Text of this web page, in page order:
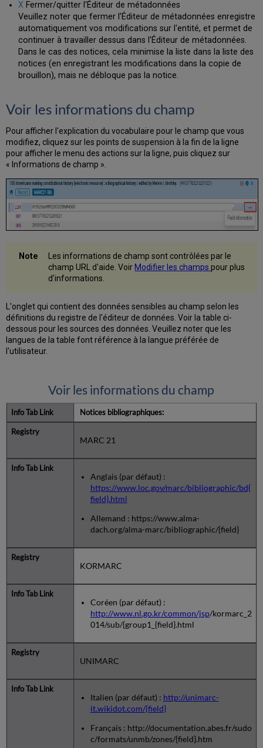
XFermer/quitter l'Éditeur de métadonnées
Veuillez noter que fermer l'Éditeur de métadonnées enregistre
automatiquement vos modifications sur l'entité, et permet de
continuer à travailler dessus dans l'Éditeur de métadonnées.
Dans le cas des notices, cela minimise la liste dans la liste des
notices (en enregistrant les modifications dans la copie de
brouillon), mais ne débloque pas la notice.
Voir les informations du champ
Pour afficher l'explication du vocabulaire pour le champ que vous
modifiez, cliquez sur les points de suspension à la fin de la ligne
pour afficher le menu des actions sur la ligne, puis cliquez sur
« Informations de champ ».
Les informations de champ sont contrôlées par le
champ URL d'aide. Voir Modifier les champspour plus
d'informations.
L'onglet qui contient des données sensibles au champ selon les
définitions du registre de l'éditeur de données. Voir la table ci-
dessous pour les sources des données. Veuillez noter que les
langues de la table font référence à la langue préférée de
l'utilisateur.
Voir les informations du champ
Notices bibliographiques:
MARC 21
Anglais (par défaut) :
https://www.loc.gov/marc/bibliographic/bd{
field}.html
Allemand : https://www.alma-
dach.org/alma-marc/bibliographic/{field}
KORMARC
Coréen (par défaut) :
http://www.nl.go.kr/common/jsp/kormarc_2
014/sub/{group1_{field}.html
UNIMARC
Italien (par défaut) : http://unimarc-
it.wikidot.com/{field}
Français : http://documentation.abes.fr/sudo
c/formats/unmb/zones/{field}.htm